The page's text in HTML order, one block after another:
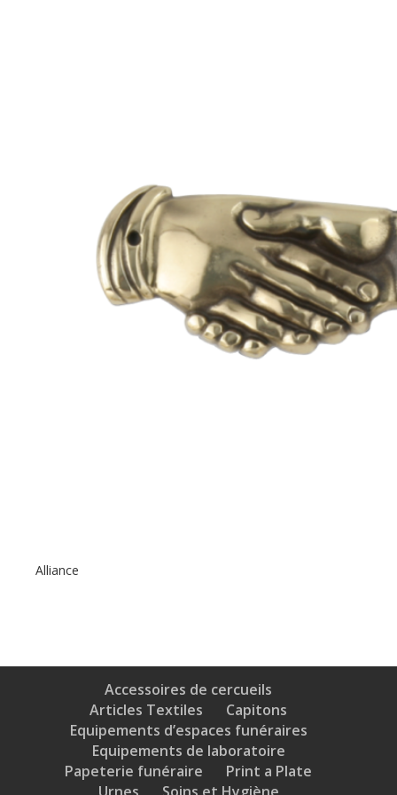
Alliance
Accessoires de cercueils
Articles Textiles
Capitons
Equipements d’espaces funéraires
Equipements de laboratoire
Papeterie funéraire
Print a Plate